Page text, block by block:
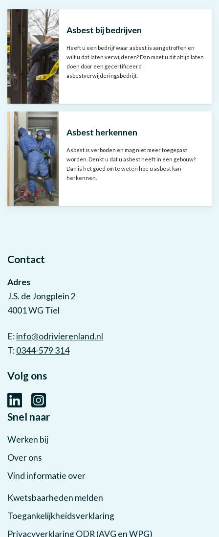
Asbest bij bedrijven
Heeft u een bedrijf waar asbest is aangetroffen en
wilt u dat laten verwijderen? Dan moet u dit altijd laten
doen door een gecertificeerd
asbestverwijderingsbedrijf.
Asbest herkennen
Asbest is verboden en mag niet meer toegepast
worden. Denkt u dat u asbest heeft in een gebouw?
Dan is het goed om te weten hoe u asbest kan
herkennen.
Contact
Adres
J.S. de Jongplein 2
4001 WG Tiel
E:info@odrivierenland.nl
T:0344-579 314
Volg ons
Snel naar
Werken bij
Over ons
Vind informatie over
Kwetsbaarheden melden
Toegankelijkheidsverklaring
Privacyverklaring ODR (AVG en WPG)